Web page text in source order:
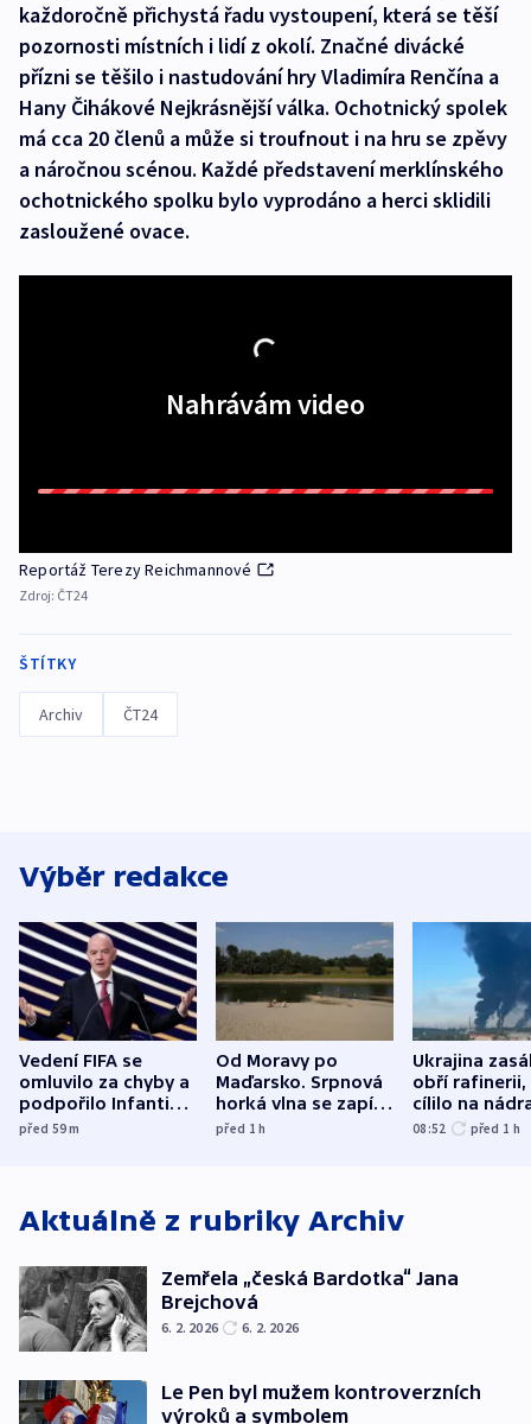
každoročně přichystá řadu vystoupení, která se těší
pozornosti místních i lidí z okolí. Značné divácké
přízni se těšilo i nastudování hry Vladimíra Renčína a
Hany Čihákové Nejkrásnější válka. Ochotnický spolek
má cca 20 členů a může si troufnout i na hru se zpěvy
a náročnou scénou. Každé představení merklínského
ochotnického spolku bylo vyprodáno a herci sklidili
zasloužené ovace.
Nahrávám video
Reportáž Terezy Reichmannové
Zdroj: ČT24
ŠTÍTKY
Archiv ČT24
Výběr redakce
Vedení FIFA se
omluvilo za chyby a
podpořilo Infantina.
UEFA trvá na
před 59m
Od Moravy po
Maďarsko. Srpnová
horká vlna se zapíše
do dějin
před 1h
Ukrajina
obří rafinerii,
cílilo na
autobus
08:52 před 1 h
Aktuálně z rubriky Archiv
Zemřela „česká Bardotka“ Jana
Brejchová
6. 2. 2026 6. 2. 2026
Le Pen byl mužem kontroverzních
výroků a symbolem